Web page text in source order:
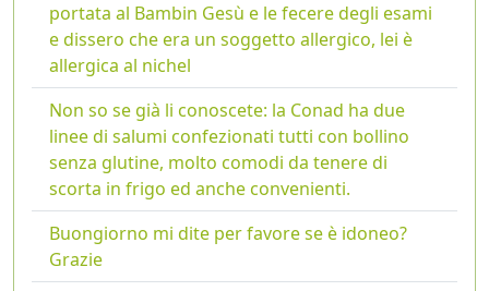
portata al Bambin Gesù e le fecere degli esami
e dissero che era un soggetto allergico, lei è
allergica al nichel
Non so se già li conoscete: la Conad ha due
linee di salumi confezionati tutti con bollino
senza glutine, molto comodi da tenere di
scorta in frigo ed anche convenienti.
Buongiorno mi dite per favore se è idoneo?
Grazie